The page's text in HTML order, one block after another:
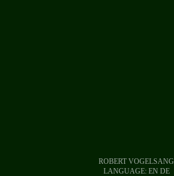
ROBERT VOGELSANG
LANGUAGE: EN DE